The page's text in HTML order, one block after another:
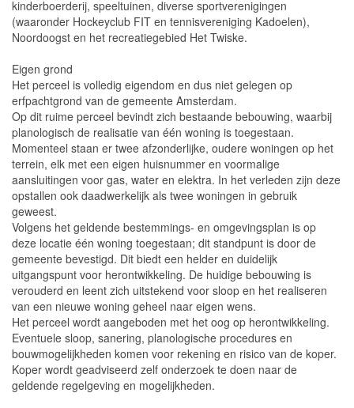
kinderboerderij, speeltuinen, diverse sportverenigingen
(waaronder Hockeyclub FIT en tennisvereniging Kadoelen),
Noordoogst en het recreatiegebied Het Twiske.
Eigen grond
Het perceel is volledig eigendom en dus niet gelegen op
erfpachtgrond van de gemeente Amsterdam.
Op dit ruime perceel bevindt zich bestaande bebouwing, waarbij
planologisch de realisatie van één woning is toegestaan.
Momenteel staan er twee afzonderlijke, oudere woningen op het
terrein, elk met een eigen huisnummer en voormalige
aansluitingen voor gas, water en elektra. In het verleden zijn deze
opstallen ook daadwerkelijk als twee woningen in gebruik
geweest.
Volgens het geldende bestemmings- en omgevingsplan is op
deze locatie één woning toegestaan; dit standpunt is door de
gemeente bevestigd. Dit biedt een helder en duidelijk
uitgangspunt voor herontwikkeling. De huidige bebouwing is
verouderd en leent zich uitstekend voor sloop en het realiseren
van een nieuwe woning geheel naar eigen wens.
Het perceel wordt aangeboden met het oog op herontwikkeling.
Eventuele sloop, sanering, planologische procedures en
bouwmogelijkheden komen voor rekening en risico van de koper.
Koper wordt geadviseerd zelf onderzoek te doen naar de
geldende regelgeving en mogelijkheden.